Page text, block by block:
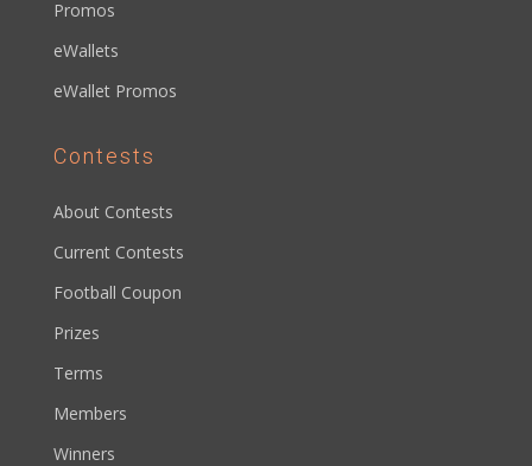
Promos
eWallets
eWallet Promos
Contests
About Contests
Current Contests
Football Coupon
Prizes
Terms
Members
Winners